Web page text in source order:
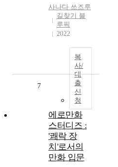
사나다 쓰즈루
길찾기 블
루픽
2022
복
사/
대
출
신
청
7
에로만화
스터디즈 :
'쾌락 장
치'로서의
만화 입문